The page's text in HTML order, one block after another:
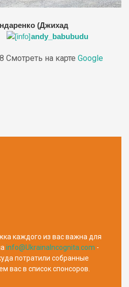
(Джихад
andy_babubudu
Смотреть на карте Google
каждого из вас важна для
info@UkrainaIncognita.com -
потратили собранные
вас в список спонсоров.